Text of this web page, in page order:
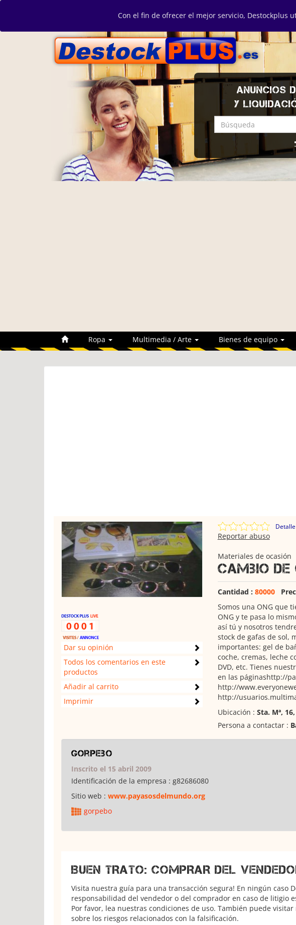
Con el fin de ofrecer el mejor servicio, Destockplus
ANUNCIOS
Y
Ropa Multimedia / Arte Bienes de equipo
Dar su opinión
Todos los comentarios en este
productos
Añadir al carrito
Imprimir
Detalle
Reportar abuso
Materiales de ocasión
Cambio
Cantidad : 80000
Somos una ONG que
ONG y te pasa lo
así tú y nosotros
stock de gafas de sol,
importantes: gel de
coche, cremas, leche
DVD, etc. Tienes
en las páginashttp://
http://
http://
Ubicación : Sta. Mª,
Persona a contactar :
gorpebo
Inscrito el 15 abril 2009
Identificación de la empresa : g82686080
Sitio web : www.payasosdelmundo.org
gorpebo
BUEN TRATO: COMPRAR DEL
Visita nuestra guía para una transacción segura! En ningún caso
responsabilidad del vendedor o del comprador en caso de litigio
Por favor, lea nuestras condiciones de uso. También puede visitar
sobre los riesgos relacionados con la falsificación.